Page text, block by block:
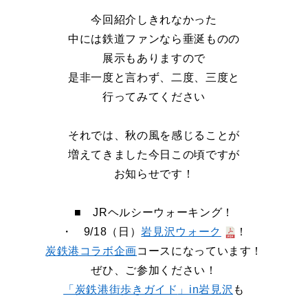
今回紹介しきれなかった
中には鉄道ファンなら垂涎ものの
展示もありますので
是非一度と言わず、二度、三度と
行ってみてください
それでは、秋の風を感じることが
増えてきました今日この頃ですが
お知らせです！
■ JRヘルシーウォーキング！
・ 9/18（日）岩見沢ウォーク
！
炭鉄港コラボ企画コースになっています！
ぜひ、ご参加ください！
「炭鉄港街歩きガイド 」in岩見沢 も